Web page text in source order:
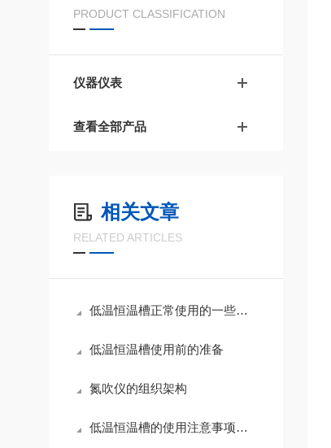
PRODUCT CLASSIFICATION
仪器仪表
查看全部产品
相关文章
RELATED ARTICLES
低温恒温槽正常使用的一些特殊要求,不知道你有没有注意到
低温恒温槽使用前的准备
氮吹仪的组织架构
低温恒温槽的使用注意事项和使用方法